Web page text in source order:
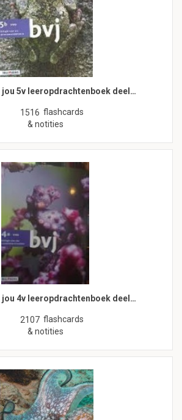
5v leeropdrachtenboek deel…
1516 flashcards
& notities
4v leeropdrachtenboek deel…
2107 flashcards
& notities